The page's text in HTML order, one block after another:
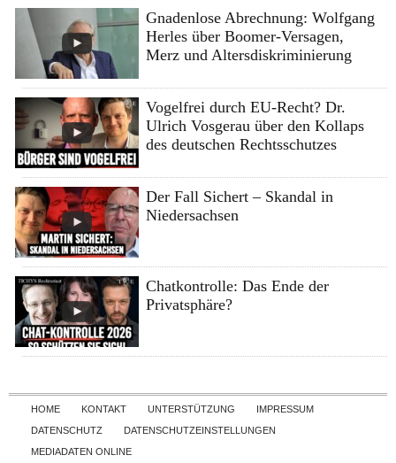
Gnadenlose Abrechnung: Wolfgang
Herles über Boomer-Versagen,
Merz und Altersdiskriminierung
Vogelfrei durch EU-Recht? Dr.
Ulrich Vosgerau über den Kollaps
des deutschen Rechtsschutzes
Der Fall Sichert – Skandal in
Niedersachsen
Chatkontrolle: Das Ende der
Privatsphäre?
Skip to content
HOME KONTAKT UNTERSTÜTZUNG
IMPRESSUM
DATENSCHUTZ
DATENSCHUTZEINSTELLUNGEN
MEDIADATEN ONLINE